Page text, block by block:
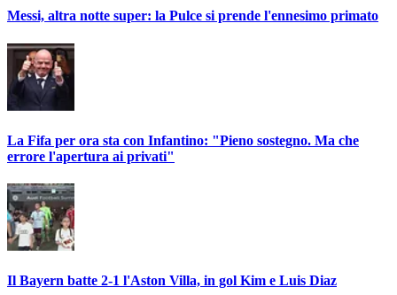
Messi, altra notte super: la Pulce si prende l'ennesimo primato
La Fifa per ora sta con Infantino: "Pieno sostegno. Ma che
errore l'apertura ai privati"
Il Bayern batte 2-1 l'Aston Villa, in gol Kim e Luis Diaz